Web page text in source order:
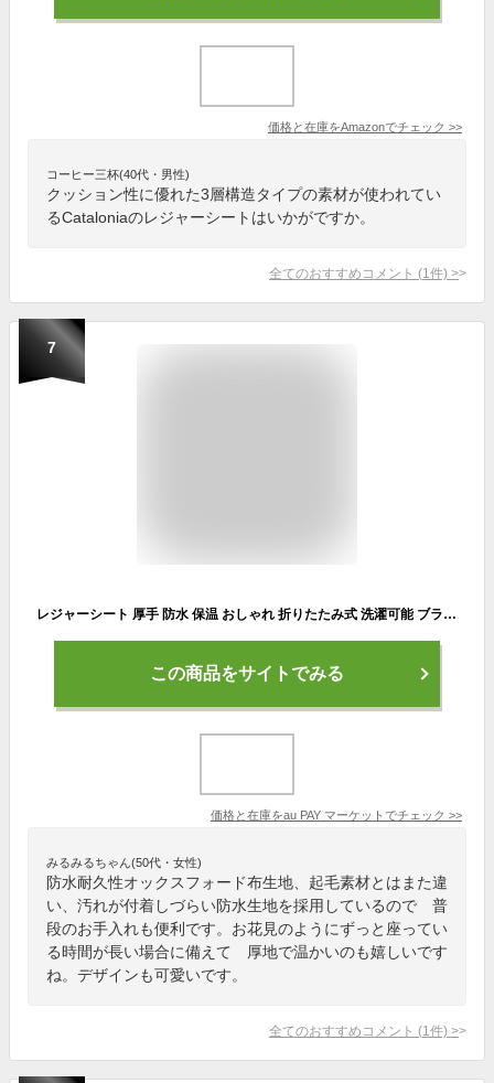
価格と在庫をAmazonでチェック >>
コーヒー三杯(40代・男性)
クッション性に優れた3層構造タイプの素材が使われてい
るCataloniaのレジャーシートはいかがですか。
全てのおすすめコメント (1 件) >
7
レジャーシート 厚手 防水 保温 おしゃれ 折りたたみ式 洗濯可能 ブランケット 花見 ピクニック 運動会 キャンプ 145×200cm
この商品をサイトでみる
価格と在庫をau PAY マーケット でチェック >>
みるみるちゃん(50代・女性)
防水耐久性オックスフォード布生地、起毛素材とはまた違
い、汚れが付着しづらい防水生地を採用しているので 普
段のお手入れも便利です。お花見のようにずっと座ってい
る時間が長い場合に備えて 厚地で温かいのも嬉しいです
ね。デザインも可愛いです。
全てのおすすめコメント (1 件) >